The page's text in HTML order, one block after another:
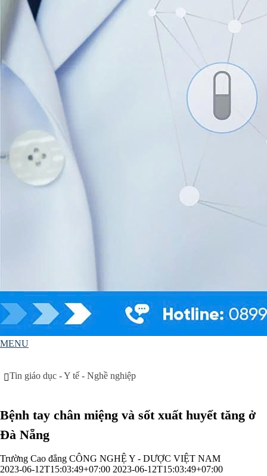
MENU
Tin giáo dục - Y tế - Nghề nghiệp
Bệnh tay chân miệng và sốt xuất huyết tăng ở
Đà Nẵng
Trường Cao đẳng CÔNG NGHỆ Y - DƯỢC VIỆT NAM
2023-06-12T15:03:49+07:00 2023-06-12T15:03:49+07:00